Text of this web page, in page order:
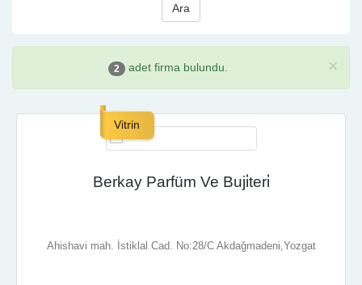
Ara
×
2 adet firma bulundu.
Vitrin
Berkay Parfüm Ve Buji̇teri̇
Ahishavi mah. İstiklal Cad. No:28/C Akdağmadeni,Yozgat